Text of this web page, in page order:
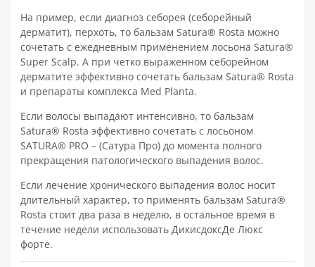
На пример, если диагноз себорея (себорейный
дерматит), перхоть, то бальзам Satura® Rosta можно
сочетать с ежедневным применением лосьона Satura®
Super Scalp. А при четко выраженном себорейном
дерматите эффективно сочетать бальзам Satura® Rosta
и препараты комплекса Med Planta.
Если волосы выпадают интенсивно, то бальзам
Satura® Rosta эффективно сочетать с лосьоном
SATURA® PRO – (Сатура Про) до момента полного
прекращения патологического выпадения волос.
Если лечение хронического выпадения волос носит
длительный характер, то применять бальзам Satura®
Rosta стоит два раза в неделю, в остальное время в
течение недели использовать ДикисдоксДе Люкс
форте.